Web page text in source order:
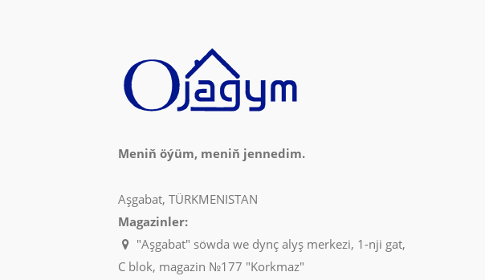
Meniň öýüm, meniň jennedim.
Aşgabat, TÜRKMENISTAN
Magazinler:
"Aşgabat" söwda we dynç alyş merkezi, 1-nji gat,
C blok, magazin №177 "Korkmaz"